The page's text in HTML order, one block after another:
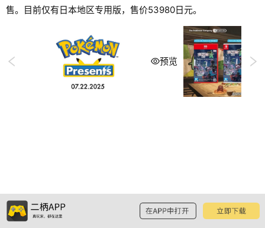
售。目前仅有日本地区专用版，售价53980日元。
预览